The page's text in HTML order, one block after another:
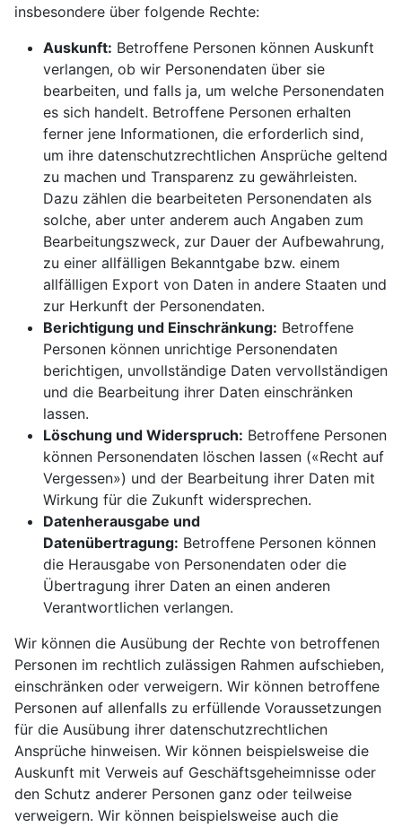
insbesondere über folgende Rechte:
Auskunft: Betroffene Personen können Auskunft
verlangen, ob wir Personendaten über sie
bearbeiten, und falls ja, um welche Personendaten
es sich handelt. Betroffene Personen erhalten
ferner jene Informationen, die erforderlich sind,
um ihre datenschutzrechtlichen Ansprüche geltend
zu machen und Transparenz zu gewährleisten.
Dazu zählen die bearbeiteten Personendaten als
solche, aber unter anderem auch Angaben zum
Bearbeitungszweck, zur Dauer der Aufbewahrung,
zu einer allfälligen Bekanntgabe bzw. einem
allfälligen Export von Daten in andere Staaten und
zur Herkunft der Personendaten.
Berichtigung und Einschränkung: Betroffene
Personen können unrichtige Personendaten
berichtigen, unvollständige Daten vervollständigen
und die Bearbeitung ihrer Daten einschränken
lassen.
Löschung und Widerspruch: Betroffene Personen
können Personendaten löschen lassen («Recht auf
Vergessen») und der Bearbeitung ihrer Daten mit
Wirkung für die Zukunft widersprechen.
Datenherausgabe und
Datenübertragung: Betroffene Personen können
die Herausgabe von Personendaten oder die
Übertragung ihrer Daten an einen anderen
Verantwortlichen verlangen.
Wir können die Ausübung der Rechte von betroffenen
Personen im rechtlich zulässigen Rahmen aufschieben,
einschränken oder verweigern. Wir können betroffene
Personen auf allenfalls zu erfüllende Voraussetzungen
für die Ausübung ihrer datenschutzrechtlichen
Ansprüche hinweisen. Wir können beispielsweise die
Auskunft mit Verweis auf Geschäftsgeheimnisse oder
den Schutz anderer Personen ganz oder teilweise
verweigern. Wir können beispielsweise auch die